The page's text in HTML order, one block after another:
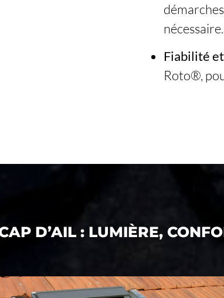
nécessaire.
Fiabilité
Roto®,
D’AIL : LUMIÈRE,